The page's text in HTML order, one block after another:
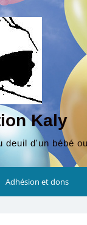
Kaly
d'un bébé
Adhésion et dons